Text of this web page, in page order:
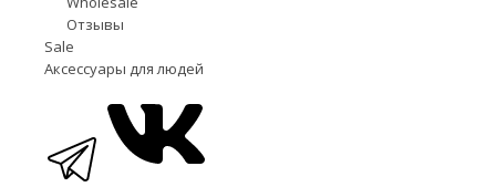
Отзывы
Sale
Аксессуары для людей